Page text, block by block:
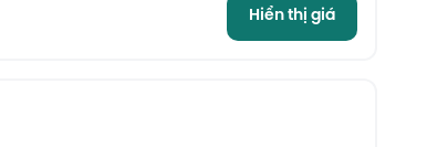
Hiển thị giá